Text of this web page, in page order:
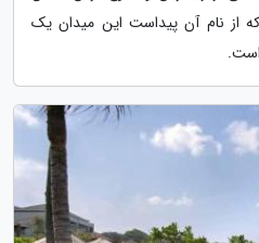
از نام آن پیداست این میدان یک
است.